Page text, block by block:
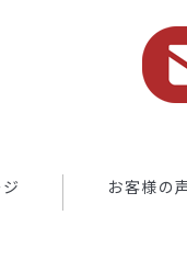
お客様の